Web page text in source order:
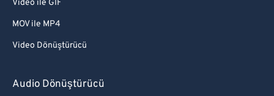
Video ile GIF
MOV ile MP4
Video Dönüştürücü
Audio Dönüştürücü